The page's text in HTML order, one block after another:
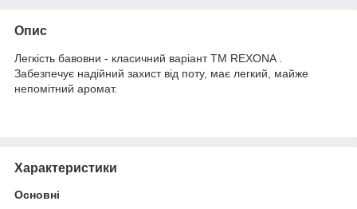
Опис
Легкість бавовни - класичний варіант ТМ REXONA .
Забезпечує надійний захист від поту, має легкий, майже
непомітний аромат.
Характеристики
Основні